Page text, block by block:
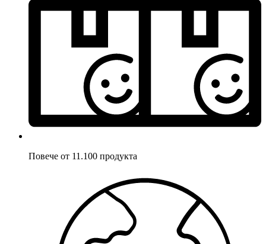
Повече от 11.100 продукта